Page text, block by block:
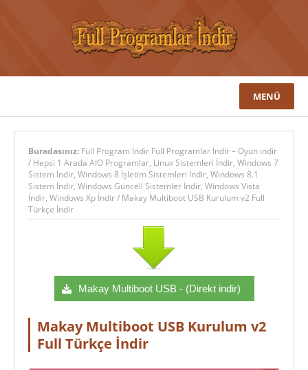
MENÜ
Buradasınız: Full Program İndir Full Programlar İndir – Oyun indir
/ Hepsi 1 Arada AIO Programlar, Linux Sistemleri İndir, Windows 7
Sistem İndir, Windows 8 İşletim Sistemleri İndir, Windows 8.1
Sistem İndir, Windows Güncell Sistemler İndir, Windows Vista
İndir, Windows Xp İndir/ Makay Multiboot USB Kurulum v2 Full
Türkçe İndir
Makay Multiboot USB - (Direkt indir)
Makay Multiboot USB Kurulum v2
Full Türkçe İndir